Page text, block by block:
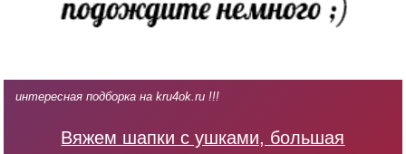
интересная подборка на kru4ok.ru !!!
Вяжем шапки с ушками, большая